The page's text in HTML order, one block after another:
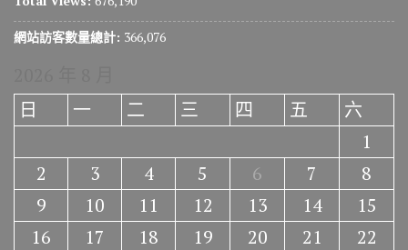
網站訪客數量總計: 366,076
日
一 二 三 四 五
六
1
2
3 4 5 6 7
8
9
10 11 12 13 14
15
16
17 18 19 20 21
22